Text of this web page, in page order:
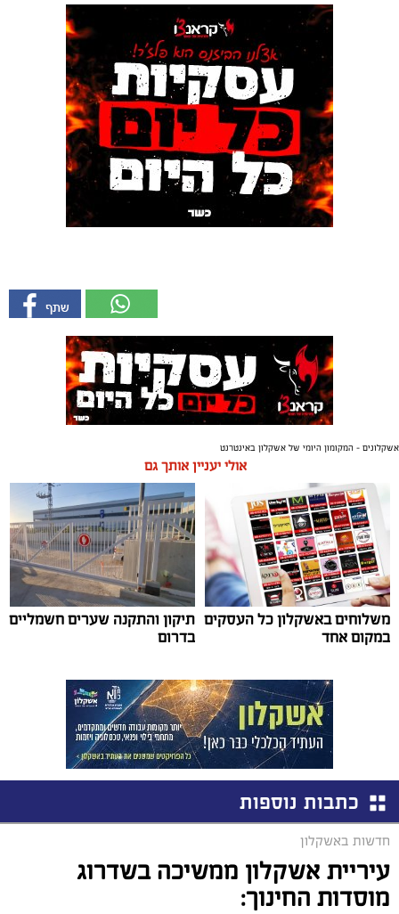
אשקלונים - המקומון היומי של אשקלון באינטרנט
אולי יעניין אותך גם
משלוחים באשקלון כל העסקים
במקום אחד
תיקון והתקנה שערים חשמליים
בדרום
כתבות נוספות
חדשות באשקלון
עיריית אשקלון ממשיכה בשדרוג
מוסדות החינוך: